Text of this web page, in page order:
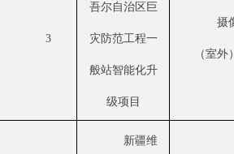
3
吾尔自治区巨
灾防范工程一
般站智能化升
级项目
摄
（室外
新疆维